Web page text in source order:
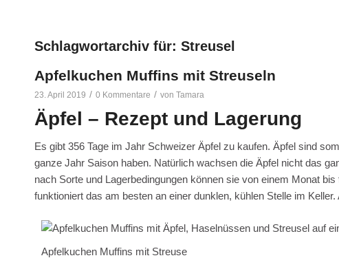
Schlagwortarchiv für: Streusel
Apfelkuchen Muffins mit Streuseln
23. April 2019 / 0 Kommentare / von Tamara
Äpfel – Rezept und Lagerung
Es gibt 356 Tage im Jahr Schweizer Äpfel zu kaufen. Äpfel sind
ganze Jahr Saison haben. Natürlich wachsen die Äpfel nicht das
nach Sorte und Lagerbedingungen können sie von einem Monat
funktioniert das am besten an einer dunklen, kühlen Stelle im
Apfelkuchen Muffins mit Streuse